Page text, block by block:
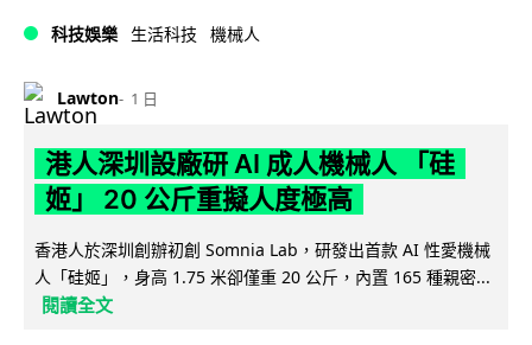
科技娛樂 生活科技 機械人
Lawton 1 日
港人深圳設廠研 AI 成人機械人 「硅
姬」 20 公斤重擬人度極高
香港人於深圳創辦初創 Somnia Lab，研發出首款 AI 性愛機械
人「硅姬」，身高 1.75 米卻僅重 20 公斤，內置 165 種親密...
閱讀全文